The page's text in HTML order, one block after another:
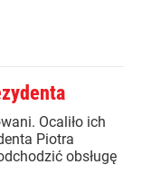
Ocaliło ich
Piotra
obsługę